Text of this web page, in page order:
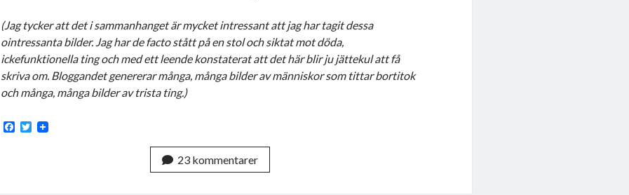
(Jag tycker att det i sammanhanget är mycket intressant att jag har tagit dessa
ointressanta bilder. Jag har de facto stått på en stol och siktat mot döda,
ickefunktionella ting och med ett leende konstaterat att det här blir ju jättekul att få
skriva om. Bloggandet genererar många, många bilder av människor som tittar bortitok
och många, många bilder av trista ting.)
F
T
23 kommentarer